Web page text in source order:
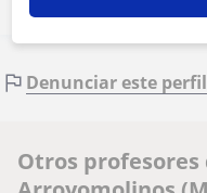
Denunciar este perfil
Otros profesores